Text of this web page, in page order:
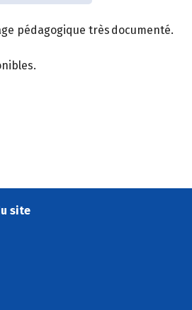
pédagogique très documenté.
site